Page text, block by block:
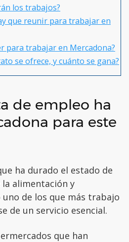
los trabajos?
que reunir para trabajar en
para trabajar en Mercadona?
se ofrece, y cuánto se gana?
de empleo ha
para este
ha durado el estado de
alimentación y
de los que más trabajo
de un servicio esencial.
que han